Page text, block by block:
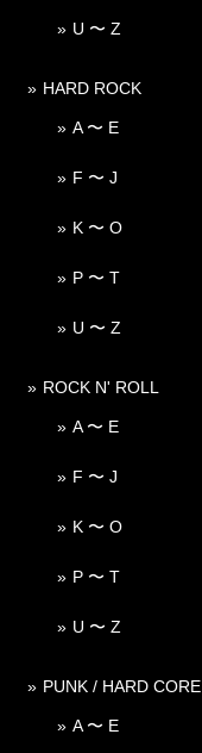
U 〜 Z
HARD ROCK
A 〜 E
F 〜 J
K 〜 O
P 〜 T
U 〜 Z
ROCK N' ROLL
A 〜 E
F 〜 J
K 〜 O
P 〜 T
U 〜 Z
PUNK / HARD CORE
A 〜 E